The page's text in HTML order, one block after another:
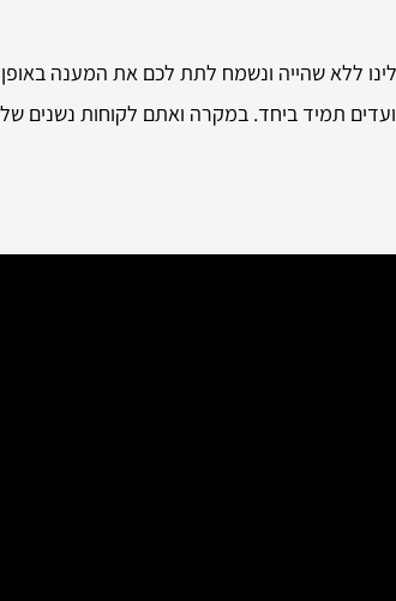
ללא שהייה ונשמח לתת לכם את המענה באופן
תמיד ביחד. במקרה ואתם לקוחות נשנים